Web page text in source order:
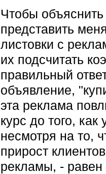
Чтобы
представить
листовки с
их подсчитать
правильный
объявление,
эта реклама
курс до того,
несмотря на то,
прирост
рекламы, -